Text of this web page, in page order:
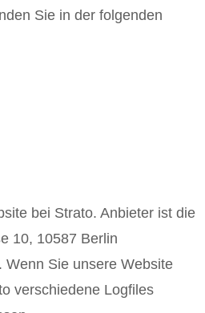
Sie in der folgenden
bei Strato. Anbieter ist die
10, 10587 Berlin
Wenn Sie unsere Website
verschiedene Logfiles